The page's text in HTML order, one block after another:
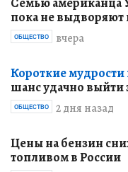
пока не выдворяют
вчера
ОБЩЕСТВО
Короткие
шанс удачно выйти
2 дня назад
ОБЩЕСТВО
Цены на бензин
топливом в России